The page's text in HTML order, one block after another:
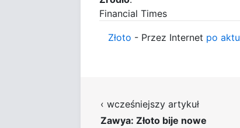
Financial Times
Złoto - Przez Internet po
‹ wcześniejszy artykuł
Zawya: Złoto bije nowe